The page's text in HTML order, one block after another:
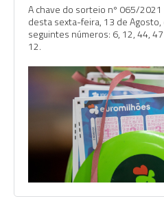
A chave do sorteio nº 065/
desta sexta-feira, 13 de
seguintes números: 6, 12, 44,
12.